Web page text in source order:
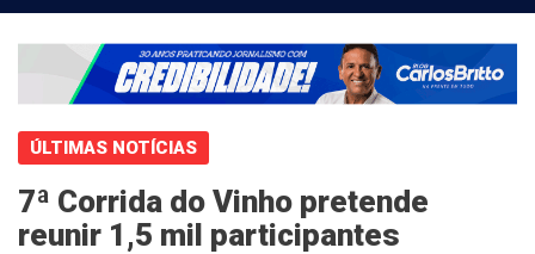
ÚLTIMAS NOTÍCIAS
7ª Corrida do Vinho pretende
reunir 1,5 mil participantes